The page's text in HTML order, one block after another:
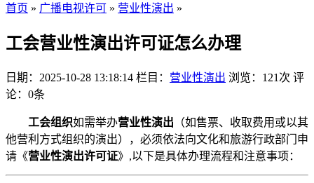
首页 » 广播电视许可 » 营业性演出 »
工会营业性演出许可证怎么办理
日期：2025-10-28 13:18:14 栏目： 营业性演出 浏览：121次 评
论：0条
工会组织如需举办营业性演出 （如售票、收取费用或以其
他营利方式组织的演出），必须依法向文化和旅游行政部门申
请《营业性演出许可证》,以下是具体办理流程和注意事项：